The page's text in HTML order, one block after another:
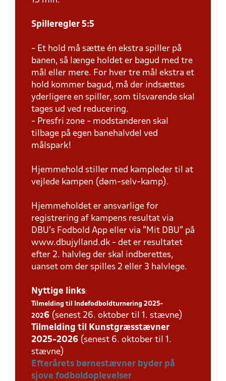
Spilleregler 5:5
- Et hold må sætte én ekstra spiller på
banen, så længe holdet er bagud med tre
mål eller mere. For hver tre mål ekstra et
hold kommer bagud, må der indsættes
yderligere en spiller, som tilsvarende skal
tages ud ved reducering.
- Presfri zone - modstanderen skal
tilbage på egen banehalvdel ved
målspark!
Hjemmehold stiller med kampleder til at
vejlede kampen (døm-selv-kamp).
Hjemmeholdet er ansvarlige for
registrering af kampens resultat via
DBU’s Fodbold App eller via ”Mit DBU” på
www.dbujylland.dk - det er resultatet
efter 2. halvleg der skal indberettes,
uanset om der spilles 2 eller 3 halvlege.
Nyttige links:
Tilmelding til Indefodboldturnering 2025-
2026 (senest 26. oktober til 1. stævne)
Tilmelding til Kunstgræsstævner
2025-2026 (senest 6. oktober til 1.
stævne)
Efterårets børnestævner byder på
sjove fodboldoplevelser